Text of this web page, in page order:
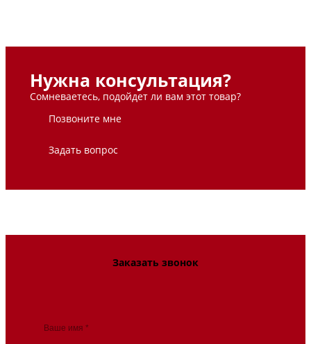
Нужна консультация?
Сомневаетесь, подойдет ли вам этот товар?
Позвоните мне
Задать вопрос
Заказать звонок